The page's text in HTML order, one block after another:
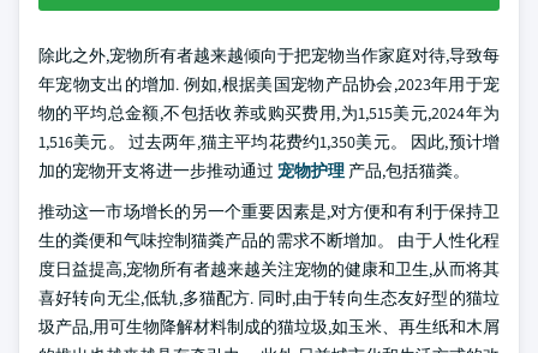
除此之外,宠物所有者越来越倾向于把宠物当作家庭对待,导致每
年宠物支出的增加. 例如,根据美国宠物产品协会,2023年用于宠
物的平均总金额,不包括收养或购买费用,为1,515美元,2024年为
1,516美元。 过去两年,猫主平均花费约1,350美元。 因此,预计增
加的宠物开支将进一步推动通过 宠物护理 产品,包括猫粪。
推动这一市场增长的另一个重要因素是,对方便和有利于保持卫
生的粪便和气味控制猫粪产品的需求不断增加。 由于人性化程
度日益提高,宠物所有者越来越关注宠物的健康和卫生,从而将其
喜好转向无尘,低轨,多猫配方. 同时,由于转向生态友好型的猫垃
圾产品,用可生物降解材料制成的猫垃圾,如玉米、再生纸和木屑